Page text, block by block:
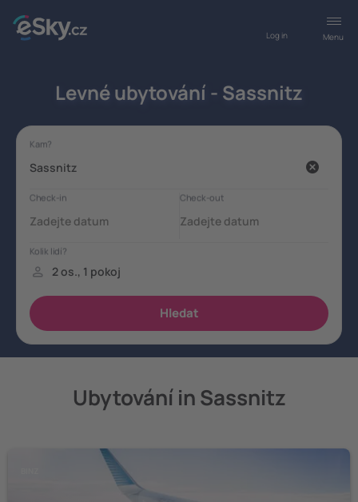
Menu
Log in
Levné ubytování - Sassnitz
Ubytování in Sassnitz